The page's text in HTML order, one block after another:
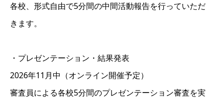
各校、形式自由で5分間の中間活動報告を行っていただ
きます。
・プレゼンテーション・結果発表
2026年11月中（オンライン開催予定）
審査員による各校5分間のプレゼンテーション審査を実